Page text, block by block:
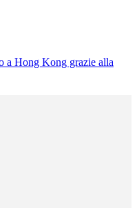
a Hong Kong grazie alla